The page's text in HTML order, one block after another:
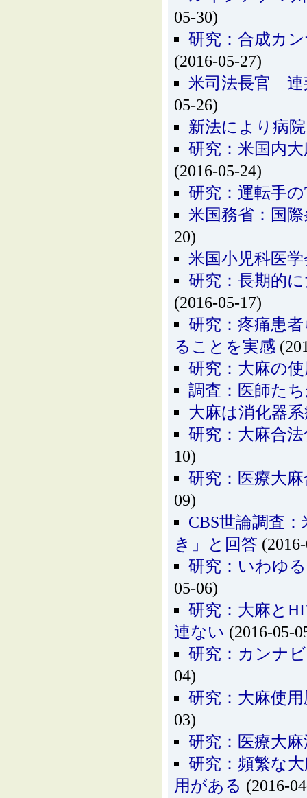
05-30)
研究：合成カ
(2016-05-27)
米司法長官 連
05-26)
新法により病
研究：米国内
(2016-05-24)
研究：運転手
米国務省：国
20)
米国小児科医
研究：長期的
(2016-05-17)
研究：疼痛患
ることを実感
研究：大麻の
調査：医師た
大麻は消化器
研究：大麻合
10)
研究：医療大
09)
CBS世論調査
き」と回答
研究：いわゆ
05-06)
研究：大麻と
連ない (2016-05-
研究：カンナ
04)
研究：大麻使
03)
研究：医療大
研究：頻繁な
用がある (2016-